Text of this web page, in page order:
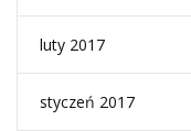
luty 2017
styczeń 2017